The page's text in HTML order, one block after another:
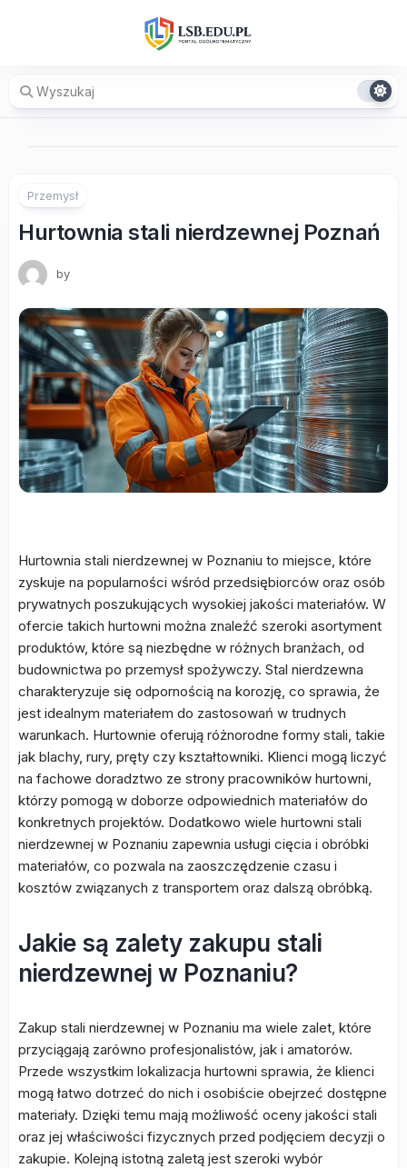
Przemysł
Hurtownia stali nierdzewnej Poznań
by
Hurtownia stali nierdzewnej w Poznaniu to miejsce, które
zyskuje na popularności wśród przedsiębiorców oraz osób
prywatnych poszukujących wysokiej jakości materiałów. W
ofercie takich hurtowni można znaleźć szeroki asortyment
produktów, które są niezbędne w różnych branżach, od
budownictwa po przemysł spożywczy. Stal nierdzewna
charakteryzuje się odpornością na korozję, co sprawia, że
jest idealnym materiałem do zastosowań w trudnych
warunkach. Hurtownie oferują różnorodne formy stali, takie
jak blachy, rury, pręty czy kształtowniki. Klienci mogą liczyć
na fachowe doradztwo ze strony pracowników hurtowni,
którzy pomogą w doborze odpowiednich materiałów do
konkretnych projektów. Dodatkowo wiele hurtowni stali
nierdzewnej w Poznaniu zapewnia usługi cięcia i obróbki
materiałów, co pozwala na zaoszczędzenie czasu i
kosztów związanych z transportem oraz dalszą obróbką.
Jakie są zalety zakupu stali
nierdzewnej w Poznaniu?
Zakup stali nierdzewnej w Poznaniu ma wiele zalet, które
przyciągają zarówno profesjonalistów, jak i amatorów.
Przede wszystkim lokalizacja hurtowni sprawia, że klienci
mogą łatwo dotrzeć do nich i osobiście obejrzeć dostępne
materiały. Dzięki temu mają możliwość oceny jakości stali
oraz jej właściwości fizycznych przed podjęciem decyzji o
zakupie. Kolejną istotną zaletą jest szeroki wybór